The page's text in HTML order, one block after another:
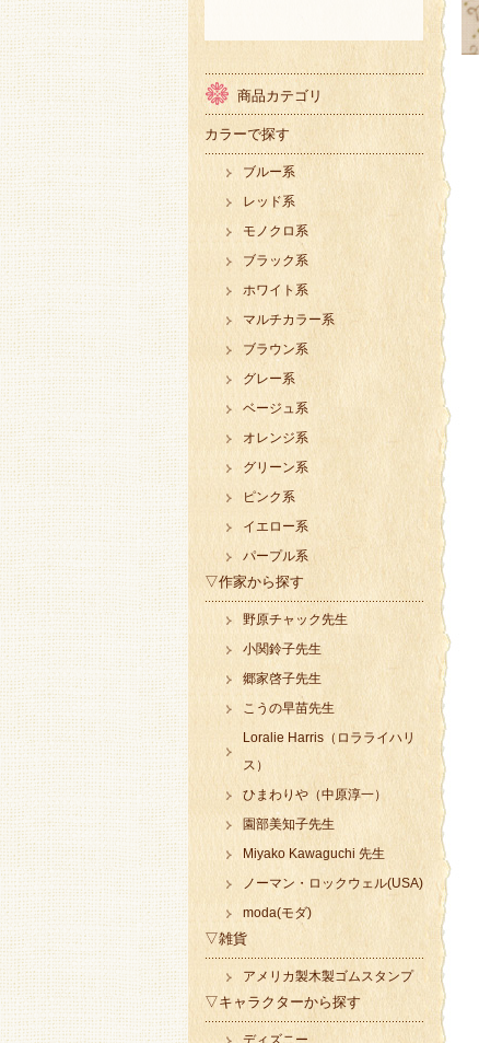
商品カテゴリ
カラーで探す
ブルー系
レッド系
モノクロ系
ブラック系
ホワイト系
マルチカラー系
ブラウン系
グレー系
ベージュ系
オレンジ系
グリーン系
ピンク系
イエロー系
パープル系
▽作家から探す
野原チャック先生
小関鈴子先生
郷家啓子先生
こうの早苗先生
Loralie Harris（ロラライハリ
ス）
ひまわりや（中原淳一）
園部美知子先生
Miyako Kawaguchi 先生
ノーマン・ロックウェル(USA)
moda(モダ)
▽雑貨
アメリカ製木製ゴムスタンプ
▽キャラクターから探す
ディズニー